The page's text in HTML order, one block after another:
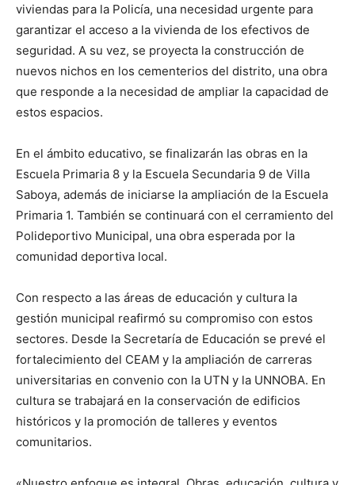
viviendas para la Policía, una necesidad urgente para
garantizar el acceso a la vivienda de los efectivos de
seguridad. A su vez, se proyecta la construcción de
nuevos nichos en los cementerios del distrito, una obra
que responde a la necesidad de ampliar la capacidad de
estos espacios.
En el ámbito educativo, se finalizarán las obras en la
Escuela Primaria 8 y la Escuela Secundaria 9 de Villa
Saboya, además de iniciarse la ampliación de la Escuela
Primaria 1. También se continuará con el cerramiento del
Polideportivo Municipal, una obra esperada por la
comunidad deportiva local.
Con respecto a las áreas de educación y cultura la
gestión municipal reafirmó su compromiso con estos
sectores. Desde la Secretaría de Educación se prevé el
fortalecimiento del CEAM y la ampliación de carreras
universitarias en convenio con la UTN y la UNNOBA. En
cultura se trabajará en la conservación de edificios
históricos y la promoción de talleres y eventos
comunitarios.